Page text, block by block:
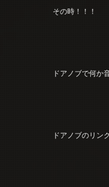
その時！！！
ドアノブで何か
ドアノブのリン